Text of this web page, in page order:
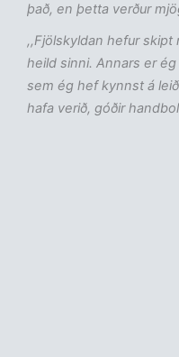
það, en þetta verður
,,Fjölskyldan hefur skipt
heild sinni. Annars er
sem ég hef kynnst á
hafa verið, góðir